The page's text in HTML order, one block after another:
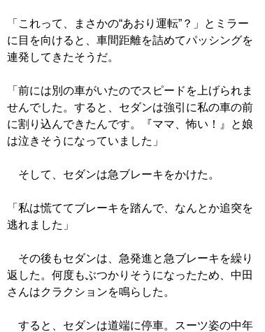
「これって、まさかの“あおり運転”？」とミラー
に目を向けると、車間距離を詰めてパッシングを
連発してきたそうだ。
「前には別の車がいたのでスピードを上げられま
せんでした。すると、セダンは強引に私の車の前
に割り込んできたんです。『ママ、怖い！』と娘
は泣きそうになっていました」
そして、セダンは急ブレーキをかけた。
「私は慌ててブレーキを踏んで、なんとか追突を
逃れました」
その後もセダンは、急発進と急ブレーキを繰り
返した。何度もぶつかりそうになったため、中田
さんはクラクションを鳴らした。
すると、セダンは道端に停車。スーツ姿の中年